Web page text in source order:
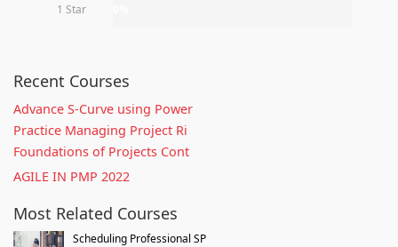
1 Star
Recent Courses
Advance S-Curve using Power
Practice Managing Project Ri
Foundations of Projects Cont
AGILE IN PMP 2022
Most Related Courses
Scheduling Professional SP